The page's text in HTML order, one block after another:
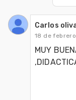
Carlos
18 de
MUY